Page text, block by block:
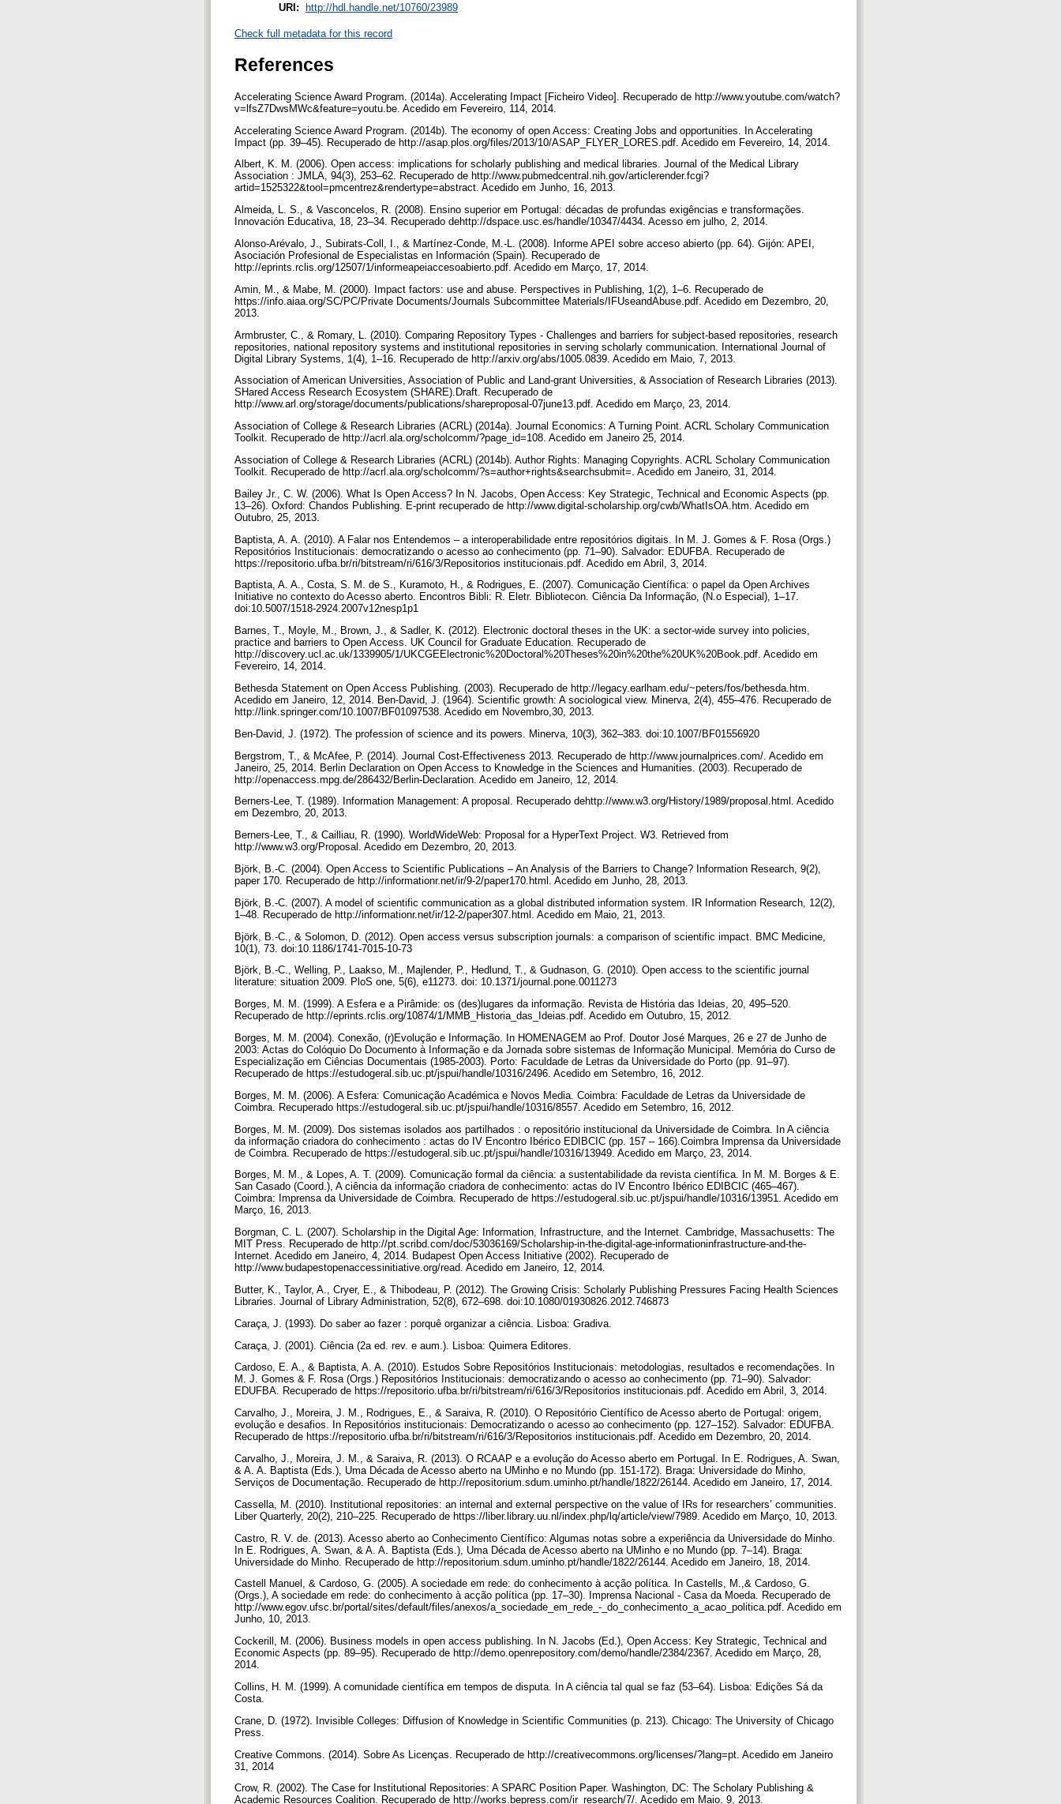
URI: http://hdl.handle.net/10760/23989
Check full metadata for this record
References
Accelerating Science Award Program. (2014a). Accelerating Impact [Ficheiro Video]. Recuperado de http://www.youtube.com/watch?
v=lfsZ7DwsMWc&feature=youtu.be. Acedido em Fevereiro, 114, 2014.
Accelerating Science Award Program. (2014b). The economy of open Access: Creating Jobs and opportunities. In Accelerating
Impact (pp. 39–45). Recuperado de http://asap.plos.org/files/2013/10/ASAP_FLYER_LORES.pdf. Acedido em Fevereiro, 14, 2014.
Albert, K. M. (2006). Open access: implications for scholarly publishing and medical libraries. Journal of the Medical Library
Association : JMLA, 94(3), 253–62. Recuperado de http://www.pubmedcentral.nih.gov/articlerender.fcgi?
artid=1525322&tool=pmcentrez&rendertype=abstract. Acedido em Junho, 16, 2013.
Almeida, L. S., & Vasconcelos, R. (2008). Ensino superior em Portugal: décadas de profundas exigências e transformações.
Innovación Educativa, 18, 23–34. Recuperado dehttp://dspace.usc.es/handle/10347/4434. Acesso em julho, 2, 2014.
Alonso-Arévalo, J., Subirats-Coll, I., & Martínez-Conde, M.-L. (2008). Informe APEI sobre acceso abierto (pp. 64). Gijón: APEI,
Asociación Profesional de Especialistas en Información (Spain). Recuperado de
http://eprints.rclis.org/12507/1/informeapeiaccesoabierto.pdf. Acedido em Março, 17, 2014.
Amin, M., & Mabe, M. (2000). Impact factors: use and abuse. Perspectives in Publishing, 1(2), 1–6. Recuperado de
https://info.aiaa.org/SC/PC/Private Documents/Journals Subcommittee Materials/IFUseandAbuse.pdf. Acedido em Dezembro, 20,
2013.
Armbruster, C., & Romary, L. (2010). Comparing Repository Types - Challenges and barriers for subject-based repositories, research
repositories, national repository systems and institutional repositories in serving scholarly communication. International Journal of
Digital Library Systems, 1(4), 1–16. Recuperado de http://arxiv.org/abs/1005.0839. Acedido em Maio, 7, 2013.
Association of American Universities, Association of Public and Land-grant Universities, & Association of Research Libraries (2013).
SHared Access Research Ecosystem (SHARE).Draft. Recuperado de
http://www.arl.org/storage/documents/publications/shareproposal-07june13.pdf. Acedido em Março, 23, 2014.
Association of College & Research Libraries (ACRL) (2014a). Journal Economics: A Turning Point. ACRL Scholary Communication
Toolkit. Recuperado de http://acrl.ala.org/scholcomm/?page_id=108. Acedido em Janeiro 25, 2014.
Association of College & Research Libraries (ACRL) (2014b). Author Rights: Managing Copyrights. ACRL Scholary Communication
Toolkit. Recuperado de http://acrl.ala.org/scholcomm/?s=author+rights&searchsubmit=. Acedido em Janeiro, 31, 2014.
Bailey Jr., C. W. (2006). What Is Open Access? In N. Jacobs, Open Access: Key Strategic, Technical and Economic Aspects (pp.
13–26). Oxford: Chandos Publishing. E-print recuperado de http://www.digital-scholarship.org/cwb/WhatIsOA.htm. Acedido em
Outubro, 25, 2013.
Baptista, A. A. (2010). A Falar nos Entendemos – a interoperabilidade entre repositórios digitais. In M. J. Gomes & F. Rosa (Orgs.)
Repositórios Institucionais: democratizando o acesso ao conhecimento (pp. 71–90). Salvador: EDUFBA. Recuperado de
https://repositorio.ufba.br/ri/bitstream/ri/616/3/Repositorios institucionais.pdf. Acedido em Abril, 3, 2014.
Baptista, A. A., Costa, S. M. de S., Kuramoto, H., & Rodrigues, E. (2007). Comunicação Científica: o papel da Open Archives
Initiative no contexto do Acesso aberto. Encontros Bibli: R. Eletr. Bibliotecon. Ciência Da Informação, (N.o Especial), 1–17.
doi:10.5007/1518-2924.2007v12nesp1p1
Barnes, T., Moyle, M., Brown, J., & Sadler, K. (2012). Electronic doctoral theses in the UK: a sector-wide survey into policies,
practice and barriers to Open Access. UK Council for Graduate Education. Recuperado de
http://discovery.ucl.ac.uk/1339905/1/UKCGEElectronic%20Doctoral%20Theses%20in%20the%20UK%20Book.pdf. Acedido em
Fevereiro, 14, 2014.
Bethesda Statement on Open Access Publishing. (2003). Recuperado de http://legacy.earlham.edu/~peters/fos/bethesda.htm.
Acedido em Janeiro, 12, 2014. Ben-David, J. (1964). Scientific growth: A sociological view. Minerva, 2(4), 455–476. Recuperado de
http://link.springer.com/10.1007/BF01097538. Acedido em Novembro,30, 2013.
Ben-David, J. (1972). The profession of science and its powers. Minerva, 10(3), 362–383. doi:10.1007/BF01556920
Bergstrom, T., & McAfee, P. (2014). Journal Cost-Effectiveness 2013. Recuperado de http://www.journalprices.com/. Acedido em
Janeiro, 25, 2014. Berlin Declaration on Open Access to Knowledge in the Sciences and Humanities. (2003). Recuperado de
http://openaccess.mpg.de/286432/Berlin-Declaration. Acedido em Janeiro, 12, 2014.
Berners-Lee, T. (1989). Information Management: A proposal. Recuperado dehttp://www.w3.org/History/1989/proposal.html. Acedido
em Dezembro, 20, 2013.
Berners-Lee, T., & Cailliau, R. (1990). WorldWideWeb: Proposal for a HyperText Project. W3. Retrieved from
http://www.w3.org/Proposal. Acedido em Dezembro, 20, 2013.
Björk, B.-C. (2004). Open Access to Scientific Publications – An Analysis of the Barriers to Change? Information Research, 9(2),
paper 170. Recuperado de http://informationr.net/ir/9-2/paper170.html. Acedido em Junho, 28, 2013.
Björk, B.-C. (2007). A model of scientific communication as a global distributed information system. IR Information Research, 12(2),
1–48. Recuperado de http://informationr.net/ir/12-2/paper307.html. Acedido em Maio, 21, 2013.
Björk, B.-C., & Solomon, D. (2012). Open access versus subscription journals: a comparison of scientific impact. BMC Medicine,
10(1), 73. doi:10.1186/1741-7015-10-73
Björk, B.-C., Welling, P., Laakso, M., Majlender, P., Hedlund, T., & Gudnason, G. (2010). Open access to the scientific journal
literature: situation 2009. PloS one, 5(6), e11273. doi: 10.1371/journal.pone.0011273
Borges, M. M. (1999). A Esfera e a Pirâmide: os (des)lugares da informação. Revista de História das Ideias, 20, 495–520.
Recuperado de http://eprints.rclis.org/10874/1/MMB_Historia_das_Ideias.pdf. Acedido em Outubro, 15, 2012.
Borges, M. M. (2004). Conexão, (r)Evolução e Informação. In HOMENAGEM ao Prof. Doutor José Marques, 26 e 27 de Junho de
2003: Actas do Colóquio Do Documento à Informação e da Jornada sobre sistemas de Informação Municipal. Memória do Curso de
Especialização em Ciências Documentais (1985-2003). Porto: Faculdade de Letras da Universidade do Porto (pp. 91–97).
Recuperado de https://estudogeral.sib.uc.pt/jspui/handle/10316/2496. Acedido em Setembro, 16, 2012.
Borges, M. M. (2006). A Esfera: Comunicação Académica e Novos Media. Coimbra: Faculdade de Letras da Universidade de
Coimbra. Recuperado https://estudogeral.sib.uc.pt/jspui/handle/10316/8557. Acedido em Setembro, 16, 2012.
Borges, M. M. (2009). Dos sistemas isolados aos partilhados : o repositório institucional da Universidade de Coimbra. In A ciência
da informação criadora do conhecimento : actas do IV Encontro Ibérico EDIBCIC (pp. 157 – 166).Coimbra Imprensa da Universidade
de Coimbra. Recuperado de https://estudogeral.sib.uc.pt/jspui/handle/10316/13949. Acedido em Março, 23, 2014.
Borges, M. M., & Lopes, A. T. (2009). Comunicação formal da ciência: a sustentabilidade da revista científica. In M. M. Borges & E.
San Casado (Coord.), A ciência da informação criadora de conhecimento: actas do IV Encontro Ibérico EDIBCIC (465–467).
Coimbra: Imprensa da Universidade de Coimbra. Recuperado de https://estudogeral.sib.uc.pt/jspui/handle/10316/13951. Acedido em
Março, 16, 2013.
Borgman, C. L. (2007). Scholarship in the Digital Age: Information, Infrastructure, and the Internet. Cambridge, Massachusetts: The
MIT Press. Recuperado de http://pt.scribd.com/doc/53036169/Scholarship-in-the-digital-age-informationinfrastructure-and-the-
Internet. Acedido em Janeiro, 4, 2014. Budapest Open Access Initiative (2002). Recuperado de
http://www.budapestopenaccessinitiative.org/read. Acedido em Janeiro, 12, 2014.
Butter, K., Taylor, A., Cryer, E., & Thibodeau, P. (2012). The Growing Crisis: Scholarly Publishing Pressures Facing Health Sciences
Libraries. Journal of Library Administration, 52(8), 672–698. doi:10.1080/01930826.2012.746873
Caraça, J. (1993). Do saber ao fazer : porquê organizar a ciência. Lisboa: Gradiva.
Caraça, J. (2001). Ciência (2a ed. rev. e aum.). Lisboa: Quimera Editores.
Cardoso, E. A., & Baptista, A. A. (2010). Estudos Sobre Repositórios Institucionais: metodologias, resultados e recomendações. In
M. J. Gomes & F. Rosa (Orgs.) Repositórios Institucionais: democratizando o acesso ao conhecimento (pp. 71–90). Salvador:
EDUFBA. Recuperado de https://repositorio.ufba.br/ri/bitstream/ri/616/3/Repositorios institucionais.pdf. Acedido em Abril, 3, 2014.
Carvalho, J., Moreira, J. M., Rodrigues, E., & Saraiva, R. (2010). O Repositório Científico de Acesso aberto de Portugal: origem,
evolução e desafios. In Repositórios institucionais: Democratizando o acesso ao conhecimento (pp. 127–152). Salvador: EDUFBA.
Recuperado de https://repositorio.ufba.br/ri/bitstream/ri/616/3/Repositorios institucionais.pdf. Acedido em Dezembro, 20, 2014.
Carvalho, J., Moreira, J. M., & Saraiva, R. (2013). O RCAAP e a evolução do Acesso aberto em Portugal. In E. Rodrigues, A. Swan,
& A. A. Baptista (Eds.), Uma Década de Acesso aberto na UMinho e no Mundo (pp. 151-172). Braga: Universidade do Minho,
Serviços de Documentação. Recuperado de http://repositorium.sdum.uminho.pt/handle/1822/26144. Acedido em Janeiro, 17, 2014.
Cassella, M. (2010). Institutional repositories: an internal and external perspective on the value of IRs for researchers’ communities.
Liber Quarterly, 20(2), 210–225. Recuperado de https://liber.library.uu.nl/index.php/lq/article/view/7989. Acedido em Março, 10, 2013.
Castro, R. V. de. (2013). Acesso aberto ao Conhecimento Científico: Algumas notas sobre a experiência da Universidade do Minho.
In E. Rodrigues, A. Swan, & A. A. Baptista (Eds.), Uma Década de Acesso aberto na UMinho e no Mundo (pp. 7–14). Braga:
Universidade do Minho. Recuperado de http://repositorium.sdum.uminho.pt/handle/1822/26144. Acedido em Janeiro, 18, 2014.
Castell Manuel, & Cardoso, G. (2005). A sociedade em rede: do conhecimento à acção política. In Castells, M.,& Cardoso, G.
(Orgs.), A sociedade em rede: do conhecimento à acção política (pp. 17–30). Imprensa Nacional - Casa da Moeda. Recuperado de
http://www.egov.ufsc.br/portal/sites/default/files/anexos/a_sociedade_em_rede_-_do_conhecimento_a_acao_politica.pdf. Acedido em
Junho, 10, 2013.
Cockerill, M. (2006). Business models in open access publishing. In N. Jacobs (Ed.), Open Access: Key Strategic, Technical and
Economic Aspects (pp. 89–95). Recuperado de http://demo.openrepository.com/demo/handle/2384/2367. Acedido em Março, 28,
2014.
Collins, H. M. (1999). A comunidade científica em tempos de disputa. In A ciência tal qual se faz (53–64). Lisboa: Edições Sá da
Costa.
Crane, D. (1972). Invisible Colleges: Diffusion of Knowledge in Scientific Communities (p. 213). Chicago: The University of Chicago
Press.
Creative Commons. (2014). Sobre As Licenças. Recuperado de http://creativecommons.org/licenses/?lang=pt. Acedido em Janeiro
31, 2014
Crow, R. (2002). The Case for Institutional Repositories: A SPARC Position Paper. Washington, DC: The Scholary Publishing &
Academic Resources Coalition. Recuperado de http://works.bepress.com/ir_research/7/. Acedido em Maio, 9, 2013.